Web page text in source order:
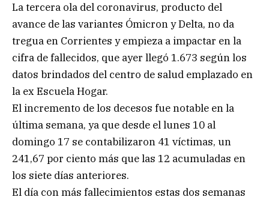
La tercera ola del coronavirus, producto del
avance de las variantes Ómicron y Delta, no da
tregua en Corrientes y empieza a impactar en la
cifra de fallecidos, que ayer llegó 1.673 según los
datos brindados del centro de salud emplazado en
la ex Escuela Hogar.
El incremento de los decesos fue notable en la
última semana, ya que desde el lunes 10 al
domingo 17 se contabilizaron 41 víctimas, un
241,67 por ciento más que las 12 acumuladas en
los siete días anteriores.
El día con más fallecimientos estas dos semanas